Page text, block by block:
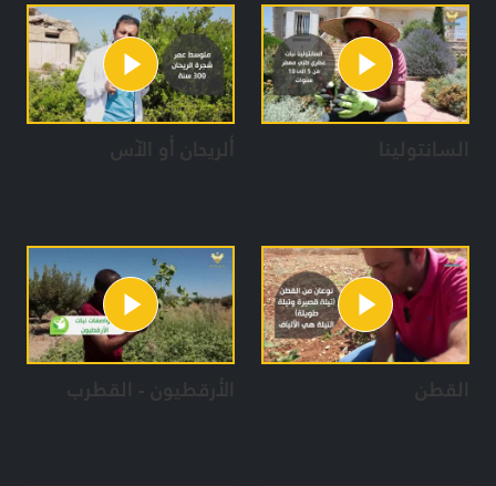
السانتولينا ألريحان أو الآس
القطن الأرقطيون - القطرب